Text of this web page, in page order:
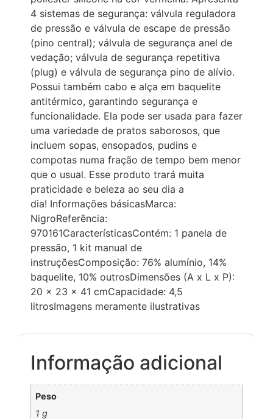
4 sistemas de segurança: válvula reguladora
de pressão e válvula de escape de pressão
(pino central); válvula de segurança anel de
vedação; válvula de segurança repetitiva
(plug) e válvula de segurança pino de alívio.
Possui também cabo e alça em baquelite
antitérmico, garantindo segurança e
funcionalidade. Ela pode ser usada para fazer
uma variedade de pratos saborosos, que
incluem sopas, ensopados, pudins e
compotas numa fração de tempo bem menor
que o usual. Esse produto trará muita
praticidade e beleza ao seu dia a
dia! Informações básicasMarca:
NigroReferência:
970161CaracterísticasContém: 1 panela de
pressão, 1 kit manual de
instruçõesComposição: 76% alumínio, 14%
baquelite, 10% outrosDimensões (A x L x P):
20 x 23 x 41 cmCapacidade: 4,5
litrosImagens meramente ilustrativas
Informação adicional
Peso
1 g